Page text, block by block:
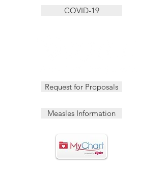
COVID-19
Request for Proposals
Measles Information